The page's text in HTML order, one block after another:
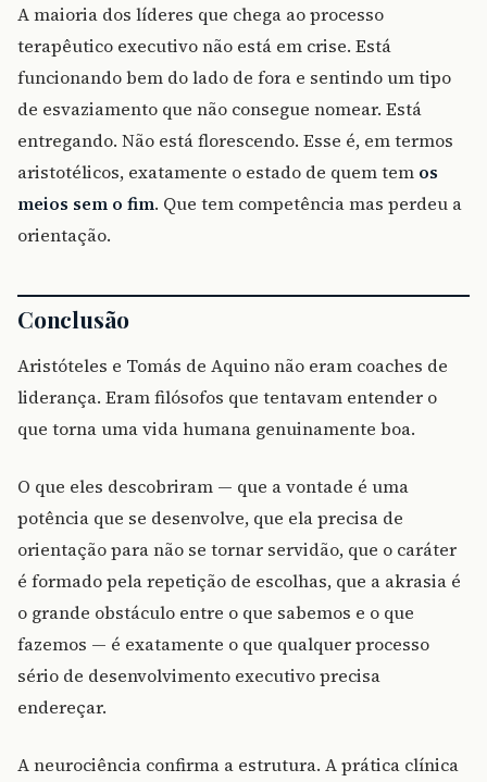
A maioria dos líderes que chega ao processo
terapêutico executivo não está em crise. Está
funcionando bem do lado de fora e sentindo um tipo
de esvaziamento que não consegue nomear. Está
entregando. Não está florescendo. Esse é, em termos
aristotélicos, exatamente o estado de quem tem os
meios sem o fim. Que tem competência mas perdeu a
orientação.
Conclusão
Aristóteles e Tomás de Aquino não eram coaches de
liderança. Eram filósofos que tentavam entender o
que torna uma vida humana genuinamente boa.
O que eles descobriram — que a vontade é uma
potência que se desenvolve, que ela precisa de
orientação para não se tornar servidão, que o caráter
é formado pela repetição de escolhas, que a akrasia é
o grande obstáculo entre o que sabemos e o que
fazemos — é exatamente o que qualquer processo
sério de desenvolvimento executivo precisa
endereçar.
A neurociência confirma a estrutura. A prática clínica